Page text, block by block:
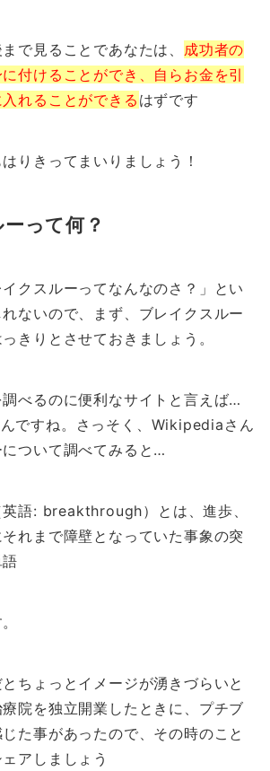
で見ることであなたは、 成功者の
付けることができ、自らお金を引
れることができる はずです
りきってまいりましょう！
って何？
クスルーってなんなのさ？」とい
ないので、まず、ブレイクスルー
きりとさせておきましょう。
べるのに便利なサイトと言えば…
ですね。さっそく、Wikipediaさん
ついて調べてみると…
語: breakthrough）とは、進歩、
れまで障壁となっていた事象の突
ちょっとイメージが湧きづらいと
院を独立開業したときに、プチブ
た事があったので、その時のこと
アしましょう